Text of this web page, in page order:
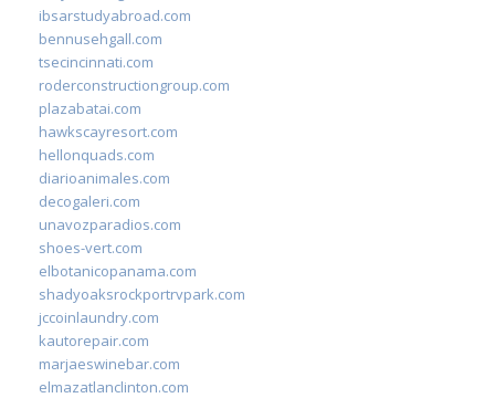
ibsarstudyabroad.com
bennusehgall.com
tsecincinnati.com
roderconstructiongroup.com
plazabatai.com
hawkscayresort.com
hellonquads.com
diarioanimales.com
decogaleri.com
unavozparadios.com
shoes-vert.com
elbotanicopanama.com
shadyoaksrockportrvpark.com
jccoinlaundry.com
kautorepair.com
marjaeswinebar.com
elmazatlanclinton.com